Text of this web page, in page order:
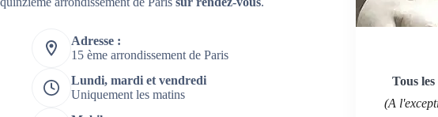
Adresse :
15 ème arrondissement de Paris
Lundi, mardi et vendredi
Uniquement les matins
Tous
(A